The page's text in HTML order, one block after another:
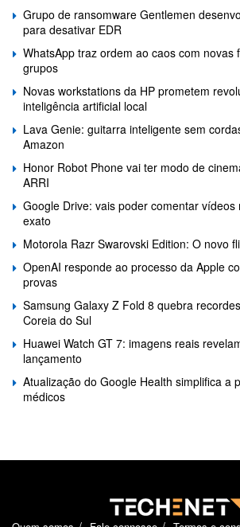
Grupo de ransomware Gentlemen
para desativar EDR
WhatsApp traz ordem ao caos com novas
grupos
Novas workstations da HP prometem
inteligência artificial local
Lava Genie: guitarra inteligente sem
Amazon
Honor Robot Phone vai ter modo de
ARRI
Google Drive: vais poder comentar vídeos
exato
Motorola Razr Swarovski Edition: O novo
OpenAI responde ao processo da Apple
provas
Samsung Galaxy Z Fold 8 quebra
Coreia do Sul
Huawei Watch GT 7: imagens reais
lançamento
Atualização do Google Health simplifica a
médicos